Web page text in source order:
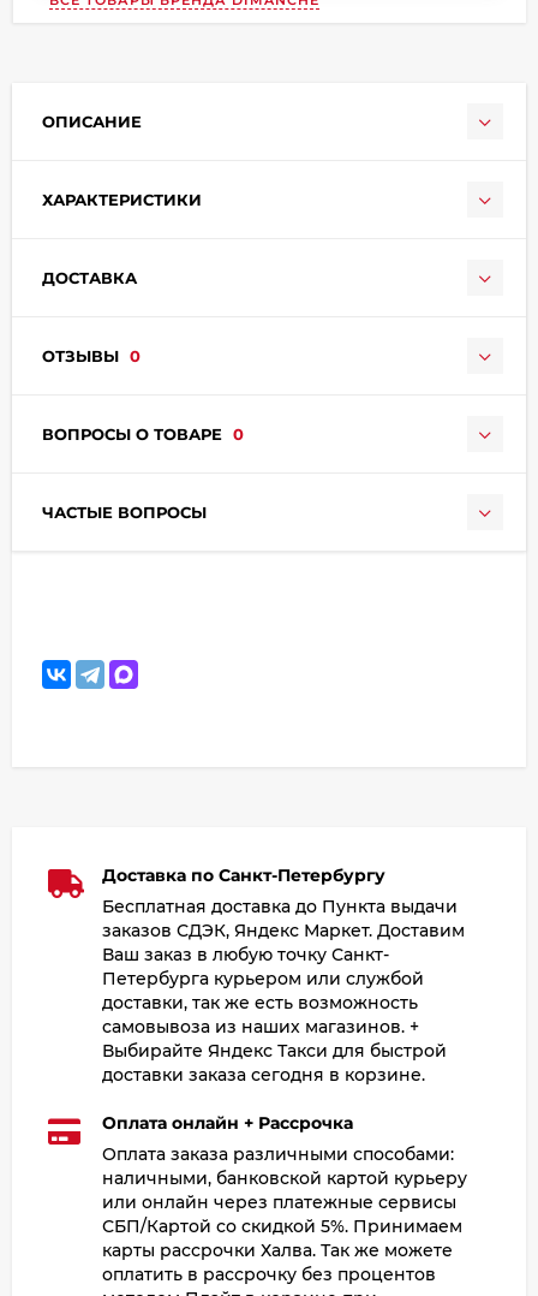
ОПИСАНИЕ
ХАРАКТЕРИСТИКИ
ДОСТАВКА
ОТЗЫВЫ 0
ВОПРОСЫ О ТОВАРЕ 0
ЧАСТЫЕ ВОПРОСЫ
раз в 2 недели
Доставка по Санкт-Петербургу
Бесплатная доставка до Пункта выдачи
заказов СДЭК, Яндекс Маркет. Доставим
Ваш заказ в любую точку Санкт-
Петербурга курьером или службой
доставки, так же есть возможность
самовывоза из наших магазинов. +
Выбирайте Яндекс Такси для быстрой
доставки заказа сегодня в корзине.
Оплата онлайн + Рассрочка
Оплата заказа различными способами:
наличными, банковской картой курьеру
или онлайн через платежные сервисы
СБП/Картой со скидкой 5%. Принимаем
карты рассрочки Халва. Так же можете
оплатить в рассрочку без процентов